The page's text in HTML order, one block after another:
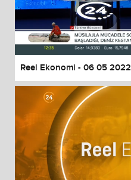
Reel Ekonomi - 06 05 2022